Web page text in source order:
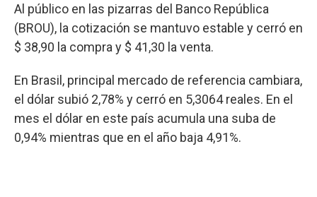
Al público en las pizarras del Banco República
(BROU), la cotización se mantuvo estable y cerró en
$ 38,90 la compra y $ 41,30 la venta.
En Brasil, principal mercado de referencia cambiara,
el dólar subió 2,78% y cerró en 5,3064 reales. En el
mes el dólar en este país acumula una suba de
0,94% mientras que en el año baja 4,91%.